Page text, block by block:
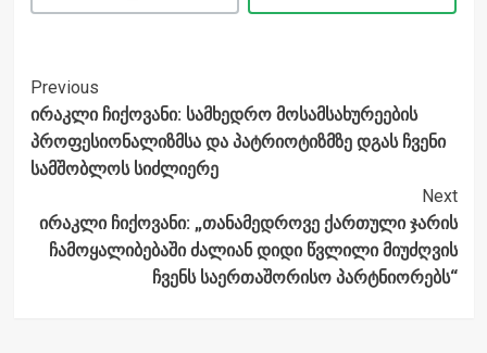
Post
Navigation
Previous
ირაკლი ჩიქოვანი: სამხედრო მოსამსახურეების
პროფესიონალიზმსა და პატრიოტიზმზე დგას ჩვენი
სამშობლოს სიძლიერე
Next
ირაკლი ჩიქოვანი: „თანამედროვე ქართული ჯარის
ჩამოყალიბებაში ძალიან დიდი წვლილი მიუძღვის
ჩვენს საერთაშორისო პარტნიორებს“